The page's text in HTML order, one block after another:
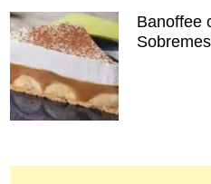
Banoffee